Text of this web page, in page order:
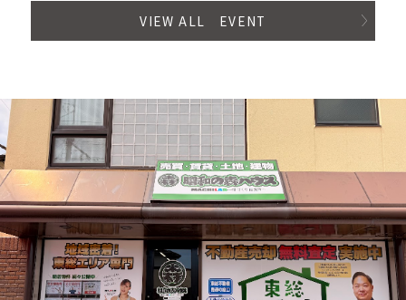
VIEW ALL EVENT